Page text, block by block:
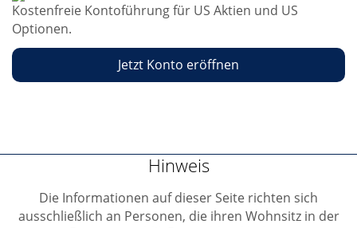
Kostenfreie Kontoführung für US Aktien und US
Optionen.
Jetzt Konto eröffnen
Hinweis
Die Informationen auf dieser Seite richten sich
ausschließlich an Personen, die ihren Wohnsitz in der